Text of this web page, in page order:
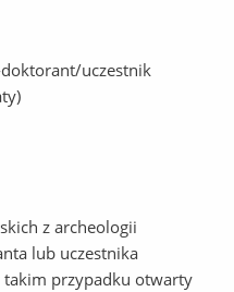
uczestnik
z archeologii
lub uczestnika
przypadku otwarty